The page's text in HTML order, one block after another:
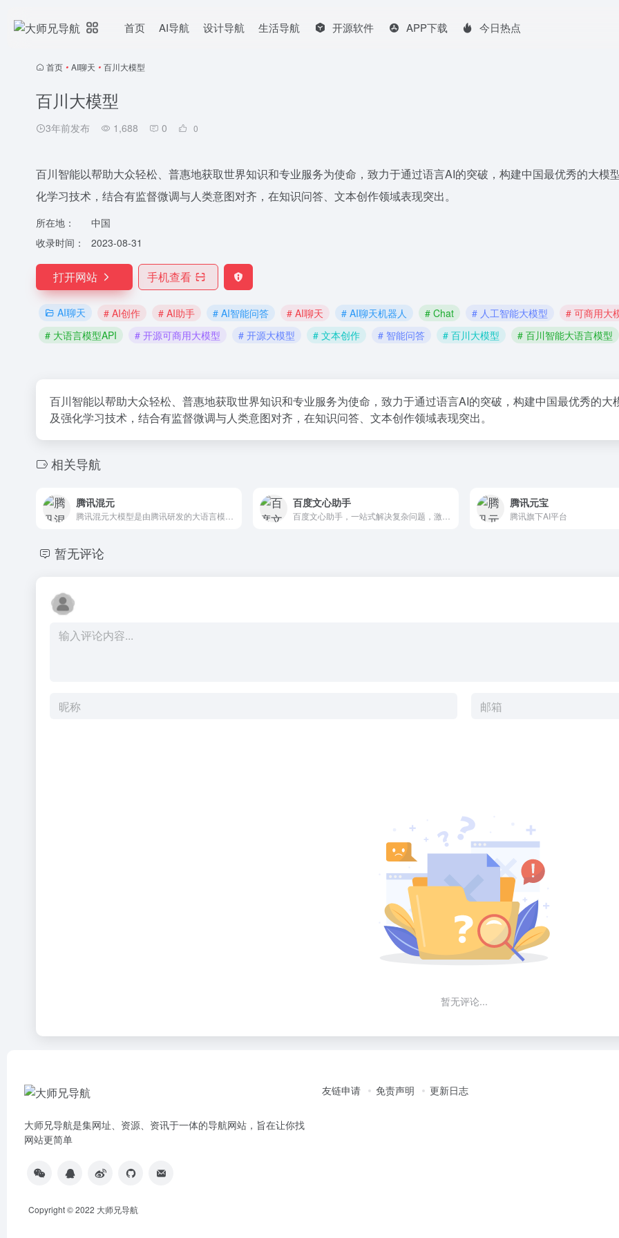
首页 AI导航 设计导航 生活导航 开源软件 APP下载 今日热点
首页 • AI聊天 • 百川大模型
百川大模型
3年前发布 1,688 0 0
百川智能以帮助大众轻松、普惠地获取世界知识和专业服务为使命，致力于通过语言AI的突破，构建中国最优秀的大
化学习技术，结合有监督微调与人类意图对齐，在知识问答、文本创作领域表现突出。
所在地：
中国
收录时间：
2023-08-31
打开网站 手机查看
AI聊天 # AI创作 # AI助手 # AI智能问答 # AI聊天 # AI聊天机器人 # Chat # 人工智能大模型
# 可商用大
# 大语言模型API
# 开源可商用大模型 # 开源大模型 # 文本创作 # 智能问答 # 百川大模型 # 百川智能大语言模型
百川智能以帮助大众轻松、普惠地获取世界知识和专业服务为使命，致力于通过语言AI的突破，构建中国最优秀的
及强化学习技术，结合有监督微调与人类意图对齐，在知识问答、文本创作领域表现突出。
相关导航
腾讯混元 百度文心助手 腾讯元宝
腾讯旗下AI平台
暂无评论
暂无评论...
大师兄导航是集网址、资源、资讯于一体的导航网站，旨在让你找
网站更简单
友链申请 免责声明 更新日志
Copyright © 2022 大师兄导航